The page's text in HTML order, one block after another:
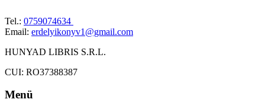
Tel.: 0759074634
Email: erdelyikonyv1@gmail.com
HUNYAD LIBRIS S.R.L.
CUI: RO37388387
Menü